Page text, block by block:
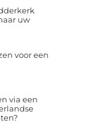
uw
voor een
via een